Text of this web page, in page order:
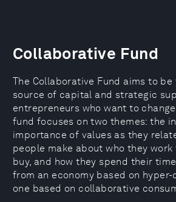
Collaborative Fund
The Collaborative Fund aims to
source of capital and strategic
entrepreneurs who want to
fund focuses on two themes: the
importance of values as they
people make about who they work
buy, and how they spend their
from an economy based on
one based on collaborative